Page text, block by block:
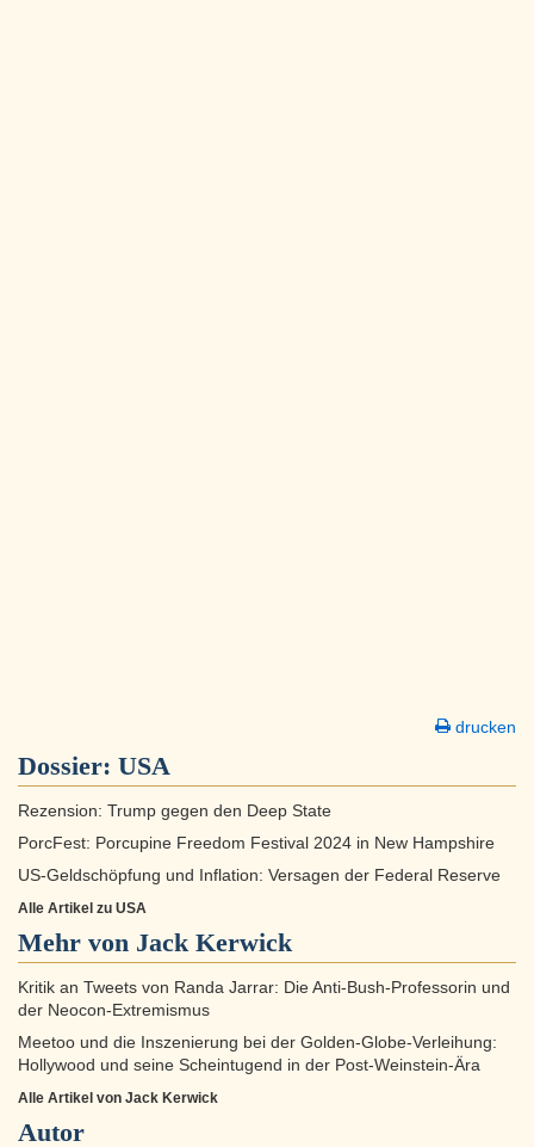
drucken
Dossier: USA
Rezension: Trump gegen den Deep State
PorcFest: Porcupine Freedom Festival 2024 in New Hampshire
US-Geldschöpfung und Inflation: Versagen der Federal Reserve
Alle Artikel zu USA
Mehr von Jack Kerwick
Kritik an Tweets von Randa Jarrar: Die Anti-Bush-Professorin und
der Neocon-Extremismus
Meetoo und die Inszenierung bei der Golden-Globe-Verleihung:
Hollywood und seine Scheintugend in der Post-Weinstein-Ära
Alle Artikel von Jack Kerwick
Autor